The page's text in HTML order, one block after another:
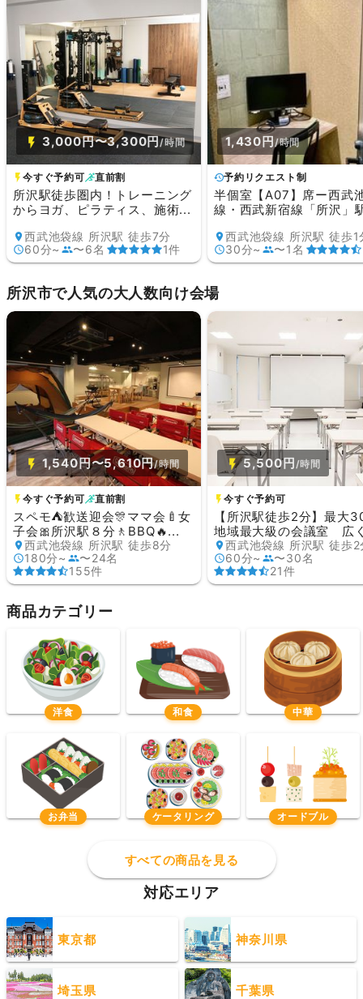
3,000円〜3,300円/時間
今すぐ予約可 直前割
所沢駅徒歩圏内！トレーニング
からヨガ、ピラティス、施術...
西武池袋線 所沢駅 徒歩7分
60分~
〜6名 1件
1,430円/時間
予約リクエスト制
半個室【A07】席ー西武
線・西武新宿線「所沢」
西武池袋線 所沢駅 徒歩1
30分~
〜1名
所沢市で人気の大人数向け会場
1,540円〜5,610円/時間
今すぐ予約可 直前割
スペモ⛺歓送迎会🎊ママ会🍼女
子会🎀所沢駅８分🚶BBQ🔥...
西武池袋線 所沢駅 徒歩8分
180分~
〜24名
155件
5,500円/時間
今すぐ予約可
【所沢駅徒歩2分】最大
地域最大級の会議室 広
西武池袋線 所沢駅 徒歩2
60分~
〜30名
21件
商品カテゴリー
洋食 和食 中華
お弁当 ケータリング オードブル
すべての商品を見る
対応エリア
東京都 神奈川県
埼玉県 千葉県